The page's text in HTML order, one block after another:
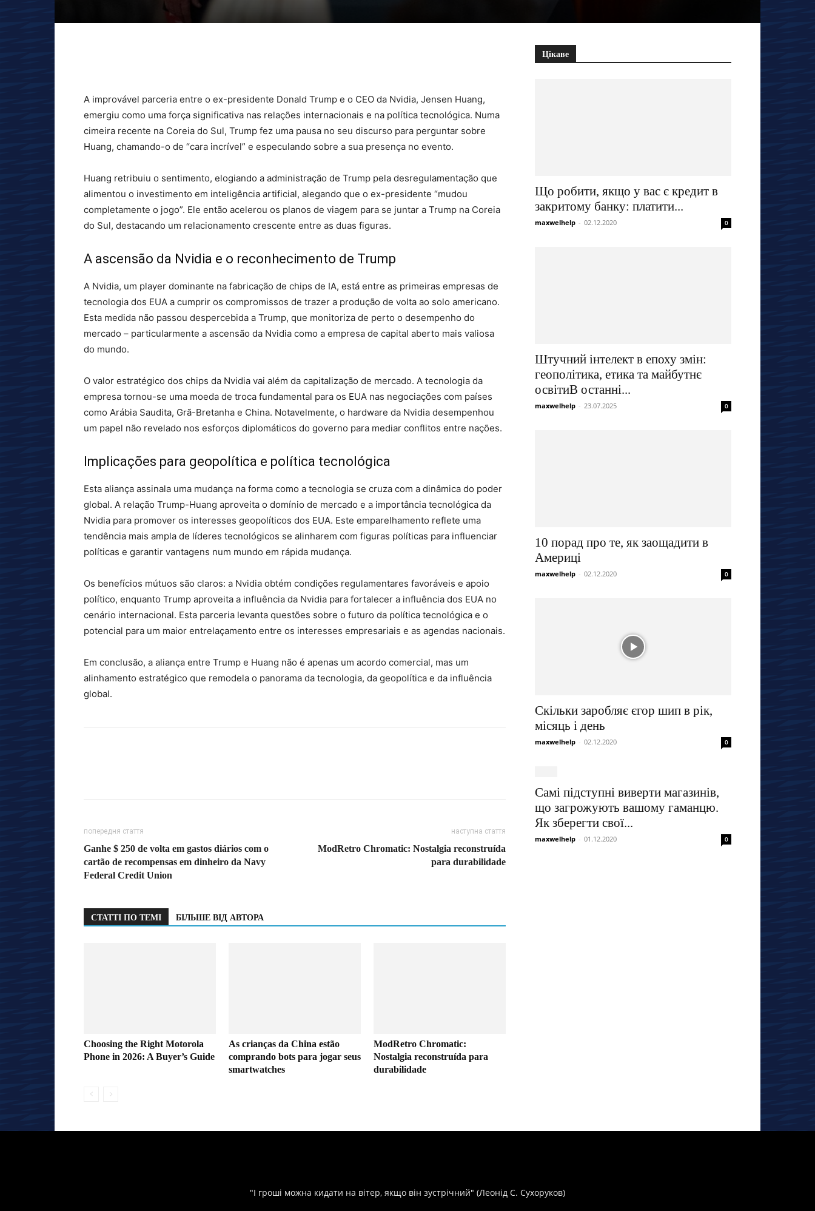
A improvável parceria entre o ex-presidente Donald Trump e o CEO da Nvidia, Jensen Huang,
emergiu como uma força significativa nas relações internacionais e na política tecnológica. Numa
cimeira recente na Coreia do Sul, Trump fez uma pausa no seu discurso para perguntar sobre
Huang, chamando-o de “cara incrível” e especulando sobre a sua presença no evento.
Huang retribuiu o sentimento, elogiando a administração de Trump pela desregulamentação que
alimentou o investimento em inteligência artificial, alegando que o ex-presidente “mudou
completamente o jogo”. Ele então acelerou os planos de viagem para se juntar a Trump na Coreia
do Sul, destacando um relacionamento crescente entre as duas figuras.
A ascensão da Nvidia e o reconhecimento de Trump
A Nvidia, um player dominante na fabricação de chips de IA, está entre as primeiras empresas de
tecnologia dos EUA a cumprir os compromissos de trazer a produção de volta ao solo americano.
Esta medida não passou despercebida a Trump, que monitoriza de perto o desempenho do
mercado – particularmente a ascensão da Nvidia como a empresa de capital aberto mais valiosa
do mundo.
O valor estratégico dos chips da Nvidia vai além da capitalização de mercado. A tecnologia da
empresa tornou-se uma moeda de troca fundamental para os EUA nas negociações com países
como Arábia Saudita, Grã-Bretanha e China. Notavelmente, o hardware da Nvidia desempenhou
um papel não revelado nos esforços diplomáticos do governo para mediar conflitos entre nações.
Implicações para geopolítica e política tecnológica
Esta aliança assinala uma mudança na forma como a tecnologia se cruza com a dinâmica do poder
global. A relação Trump-Huang aproveita o domínio de mercado e a importância tecnológica da
Nvidia para promover os interesses geopolíticos dos EUA. Este emparelhamento reflete uma
tendência mais ampla de líderes tecnológicos se alinharem com figuras políticas para influenciar
políticas e garantir vantagens num mundo em rápida mudança.
Os benefícios mútuos são claros: a Nvidia obtém condições regulamentares favoráveis ​​e apoio
político, enquanto Trump aproveita a influência da Nvidia para fortalecer a influência dos EUA no
cenário internacional. Esta parceria levanta questões sobre o futuro da política tecnológica e o
potencial para um maior entrelaçamento entre os interesses empresariais e as agendas nacionais.
Em conclusão, a aliança entre Trump e Huang não é apenas um acordo comercial, mas um
alinhamento estratégico que remodela o panorama da tecnologia, da geopolítica e da influência
global.
попередня стаття
Ganhe $ 250 de volta em gastos diários com o
cartão de recompensas em dinheiro da Navy
Federal Credit Union
наступна стаття
ModRetro Chromatic: Nostalgia reconstruída
para durabilidade
СТАТТІ ПО ТЕМІ БІЛЬШЕ ВІД АВТОРА
Choosing the Right Motorola
Phone in 2026: A Buyer’s Guide
As crianças da China estão
comprando bots para jogar seus
smartwatches
ModRetro Chromatic:
Nostalgia reconstruída para
durabilidade
Цікаве
Що робити, якщо у вас є кредит в
закритому банку: платити...
maxwelhelp - 02.12.2020 0
Штучний інтелект в епоху змін:
геополітика, етика та майбутнє
освітиВ останні...
maxwelhelp - 23.07.2025 0
10 порад про те, як заощадити в
Америці
maxwelhelp - 02.12.2020 0
Скільки заробляє єгор шип в рік,
місяць і день
maxwelhelp - 02.12.2020 0
Самі підступні виверти магазинів,
що загрожують вашому гаманцю.
Як зберегти свої...
maxwelhelp - 01.12.2020 0
"І гроші можна кидати на вітер, якщо він зустрічний" (Леонід С. Сухоруков)